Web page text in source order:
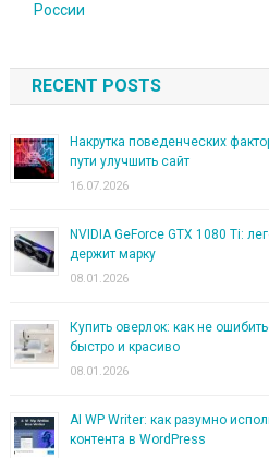
России
RECENT POSTS
Накрутка поведенческих
пути улучшить сайт
16.07.2026
NVIDIA GeForce GTX 1080 Ti:
держит марку
08.01.2026
Купить оверлок: как не
быстро и красиво
08.01.2026
AI WP Writer: как разумно
контента в WordPress